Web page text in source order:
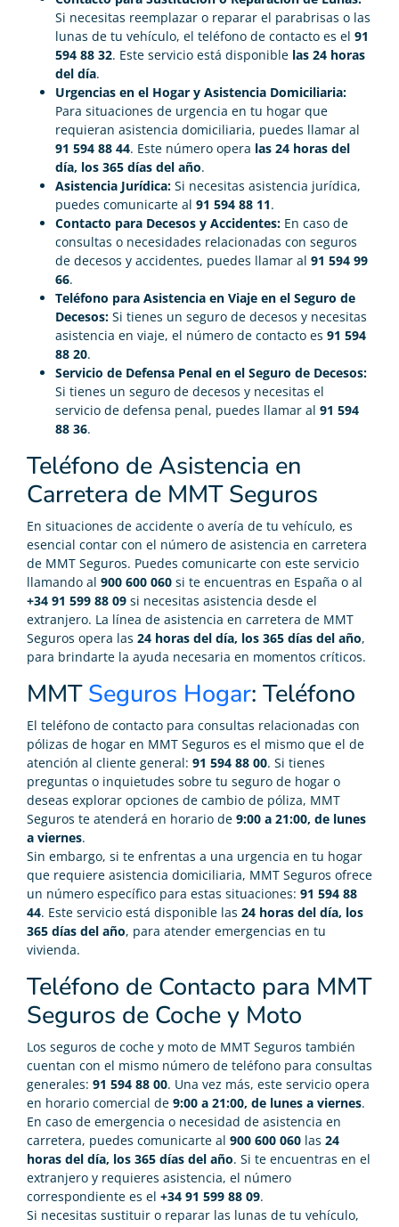
Si necesitas reemplazar o reparar el parabrisas o las
lunas de tu vehículo, el teléfono de contacto es el 91
594 88 32. Este servicio está disponible las 24 horas
del día.
Urgencias en el Hogar y Asistencia Domiciliaria:
Para situaciones de urgencia en tu hogar que
requieran asistencia domiciliaria, puedes llamar al
91 594 88 44. Este número opera las 24 horas del
día, los 365 días del año.
Asistencia Jurídica: Si necesitas asistencia jurídica,
puedes comunicarte al 91 594 88 11.
Contacto para Decesos y Accidentes: En caso de
consultas o necesidades relacionadas con seguros
de decesos y accidentes, puedes llamar al 91 594 99
66.
Teléfono para Asistencia en Viaje en el Seguro de
Decesos: Si tienes un seguro de decesos y necesitas
asistencia en viaje, el número de contacto es 91 594
88 20.
Servicio de Defensa Penal en el Seguro de Decesos:
Si tienes un seguro de decesos y necesitas el
servicio de defensa penal, puedes llamar al 91 594
88 36.
Teléfono de Asistencia en
Carretera de MMT Seguros
En situaciones de accidente o avería de tu vehículo, es
esencial contar con el número de asistencia en carretera
de MMT Seguros. Puedes comunicarte con este servicio
llamando al 900 600 060 si te encuentras en España o al
+34 91 599 88 09 si necesitas asistencia desde el
extranjero. La línea de asistencia en carretera de MMT
Seguros opera las 24 horas del día, los 365 días del año,
para brindarte la ayuda necesaria en momentos críticos.
MMTSeguros Hogar: Teléfono
El teléfono de contacto para consultas relacionadas con
pólizas de hogar en MMT Seguros es el mismo que el de
atención al cliente general: 91 594 88 00. Si tienes
preguntas o inquietudes sobre tu seguro de hogar o
deseas explorar opciones de cambio de póliza, MMT
Seguros te atenderá en horario de 9:00 a 21:00, de lunes
a viernes.
Sin embargo, si te enfrentas a una urgencia en tu hogar
que requiere asistencia domiciliaria, MMT Seguros ofrece
un número específico para estas situaciones: 91 594 88
44. Este servicio está disponible las 24 horas del día, los
365 días del año, para atender emergencias en tu
vivienda.
Teléfono de Contacto para MMT
Seguros de Coche y Moto
Los seguros de coche y moto de MMT Seguros también
cuentan con el mismo número de teléfono para consultas
generales: 91 594 88 00. Una vez más, este servicio opera
en horario comercial de 9:00 a 21:00, de lunes a viernes.
En caso de emergencia o necesidad de asistencia en
carretera, puedes comunicarte al 900 600 060 las 24
horas del día, los 365 días del año. Si te encuentras en el
extranjero y requieres asistencia, el número
correspondiente es el +34 91 599 88 09.
Si necesitas sustituir o reparar las lunas de tu vehículo,